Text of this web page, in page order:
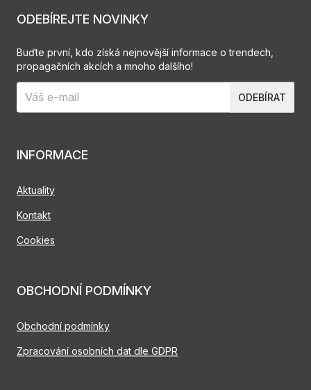
INFORMACE
Aktuality
Kontakt
Cookies
OBCHODNÍ PODMÍNKY
Obchodní podmínky
Zpracování osobních dat dle GDPR
ODEBÍREJTE NOVINKY
Buďte první, kdo získá nejnovější informace o trendech,
propagačních akcích a mnoho dalšího!
ODEBÍRAT